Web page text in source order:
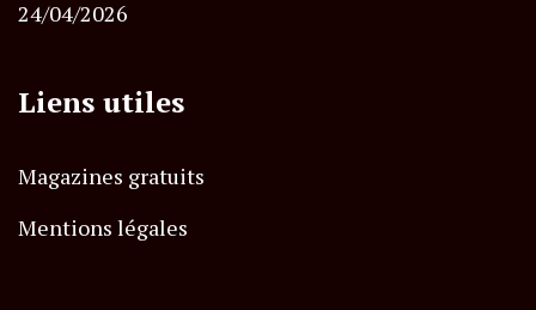
24/04/2026
Liens utiles
Magazines gratuits
Mentions légales